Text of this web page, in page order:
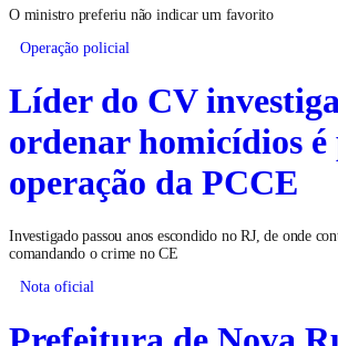
O ministro preferiu não indicar um favorito
Operação policial
Líder do CV
ordenar homicídios é
operação da PCCE
Investigado passou anos escondido no RJ, de onde
comandando o crime no CE
Nota oficial